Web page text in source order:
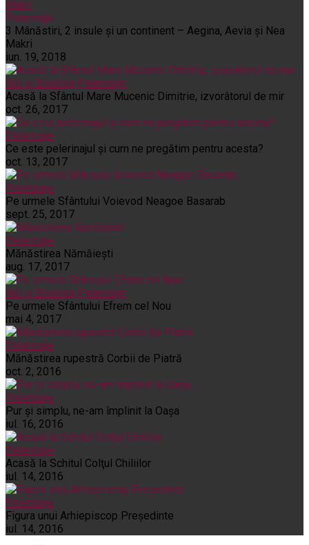
Pelerinaje
3 Mânăstiri, 2 insule și un continent – Aegina, Aevia și Nea
Makri
iun. 19, 2018
Noi și Biserica Pelerinaje
Acasă la Sfântul Mare Mucenic Dimitrie, izvorâtorul de mir
oct. 26, 2017
Pelerinaje
Ce este pelerinajul şi cum ne pregătim pentru acesta?
oct. 13, 2017
Pelerinaje
Pe urmele Sfântului Voievod Neagoe Basarab
sept. 25, 2017
Pelerinaje
Mănăstirea Nămăiești
aug. 17, 2017
Noi și Biserica Pelerinaje
Pe urmele Sfântului Efrem cel Nou
mai 4, 2017
Pelerinaje
Mănăstirea rupestră Corbii de Piatră
oct. 2, 2016
Pelerinaje
Pur şi simplu, ne-am împlinit la Oaşa
iul. 16, 2016
Pelerinaje
Acasă la Schitul Colţul Chiliilor
iul. 14, 2016
Pelerinaje
Figura unui Arhiepiscop Preşedinte
iul. 14, 2016